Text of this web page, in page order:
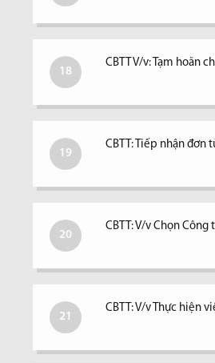
18
CBTT V/v: Tạm hoãn
19
CBTT: Tiếp nhận đơn
20
CBTT: V/v Chọn
21
CBTT: V/v Thực hiện